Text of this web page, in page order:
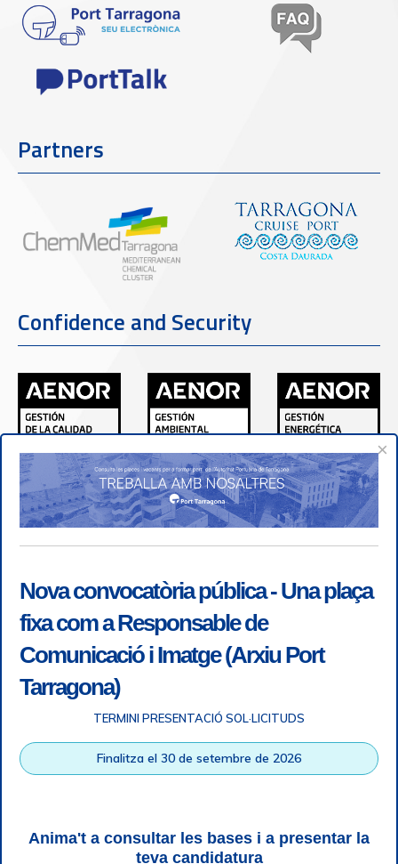
Partners
Confidence and Security
Accessibility Legal note | + info RGPD |Information of
×
Nova convocatòria pública - Una plaça
fixa com a Responsable de
Comunicació i Imatge (Arxiu Port
Tarragona)
TERMINI PRESENTACIÓ SOL·LICITUDS
Finalitza el 30 de setembre de 2026
Anima't a consultar les bases i a presentar la
teva candidatura